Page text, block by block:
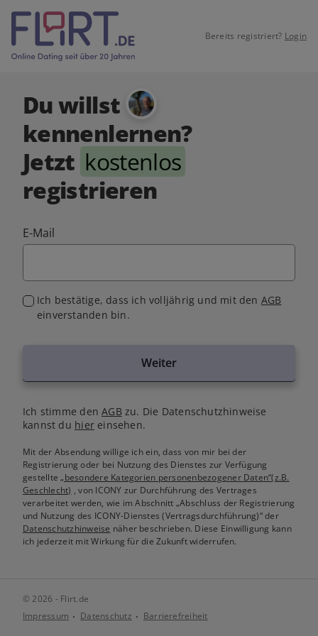
Bereits registriert? Login
Du willst
kennenlernen?
Jetzt kostenlos
registrieren
E-Mail
Ich bestätige, dass ich volljährig und mit den AGB
einverstanden bin.
Weiter
Ich stimme denAGB zu. Die Datenschutzhinweise
kannst du hiereinsehen.
Mit der Absendung willige ich ein, dass von mir bei der
Registrierung oder bei Nutzung des Dienstes zur Verfügung
gestellte„besondere Kategorien personenbezogener Daten“(z.B.
Geschlecht) , von ICONY zur Durchführung des Vertrages
verarbeitet werden, wie im Abschnitt „Abschluss der Registrierung
und Nutzung des ICONY-Dienstes (Vertragsdurchführung)“ der
Datenschutzhinweise näher beschrieben. Diese Einwilligung kann
ich jederzeit mit Wirkung für die Zukunft widerrufen.
© 2026 - Flirt.de
Impressum
Datenschutz Barrierefreiheit